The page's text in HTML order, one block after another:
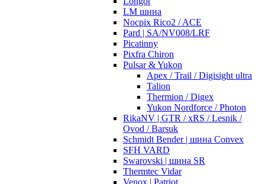
LM шина
Nocpix Rico2 / ACE
Pard | SA/NV008/LRF
Picatinny
Pixfra Chiron
Pulsar & Yukon
Apex / Trail / Digisight ultra
Talion
Thermion / Digex
Yukon Nordforce / Photon
RikaNV | GTR / xRS / Lesnik /
Ovod / Barsuk
Schmidt Bender | шина Convex
SFH VARD
Swarovski | шина SR
Thermtec Vidar
Venox | Patriot